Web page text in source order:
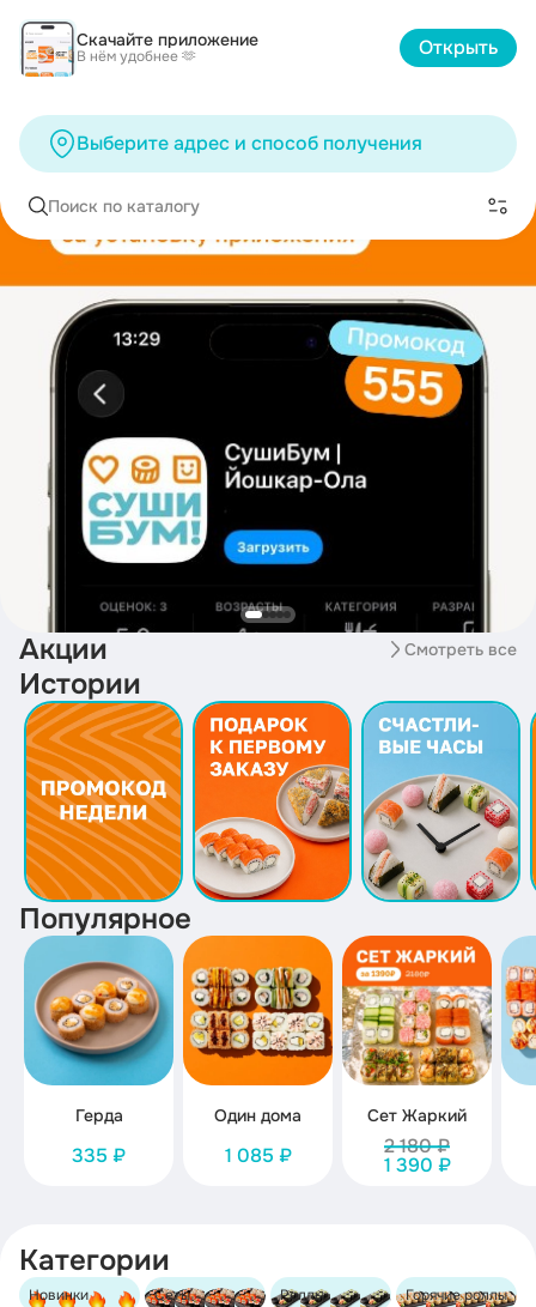
Скачайте приложение
В нём удобнее 🫶 Открыть
Выберите адрес и способ получения
Поиск по каталогу
Акции Смотреть все
Истории
Популярное
Герда
335 ₽
Один дома
1 085 ₽
Сет Жаркий
2 180 ₽
1 390 ₽
Категории
Новинки Сеты Роллы Горячие роллы